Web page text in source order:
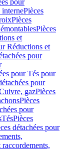
pour
Pièces
Pièces
Pièces
et
Réductions et
pour
pour Tés pour
pour
gazPièces
Pièces
pour
TésPièces
détachées pour